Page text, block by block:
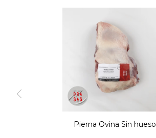
Pierna Ovina Sin hueso